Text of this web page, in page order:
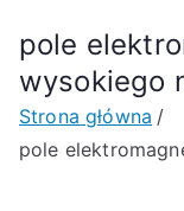
pole
wysokiego
Strona główna
pole